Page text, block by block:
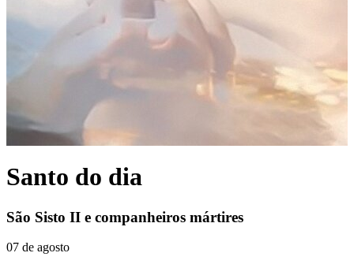
Santo do dia
São Sisto II e companheiros mártires
07 de agosto